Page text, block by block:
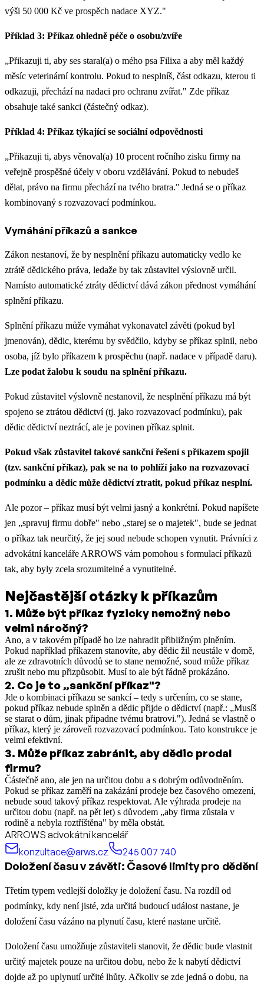
výši 50 000 Kč ve prospěch nadace XYZ."
Příklad 3: Příkaz ohledně péče o osobu/zvíře
„Přikazuji ti, aby ses staral(a) o mého psa Filixa a aby měl každý
měsíc veterinární kontrolu. Pokud to nesplníš, část odkazu, kterou ti
odkazuji, přechází na nadaci pro ochranu zvířat." Zde příkaz
obsahuje také sankci (částečný odkaz).
Příklad 4: Příkaz týkající se sociální odpovědnosti
„Přikazuji ti, abys věnoval(a) 10 procent ročního zisku firmy na
veřejně prospěšné účely v oboru vzdělávání. Pokud to nebudeš
dělat, právo na firmu přechází na tvého bratra." Jedná se o příkaz
kombinovaný s rozvazovací podmínkou.
Vymáhání příkazů a sankce
Zákon nestanoví, že by nesplnění příkazu automaticky vedlo ke
ztrátě dědického práva, ledaže by tak zůstavitel výslovně určil.
Namísto automatické ztráty dědictví dává zákon přednost vymáhání
splnění příkazu.
Splnění příkazu může vymáhat vykonavatel závěti (pokud byl
jmenován), dědic, kterému by svědčilo, kdyby se příkaz splnil, nebo
osoba, jíž bylo příkazem k prospěchu (např. nadace v případě daru).
Lze podat žalobu k soudu na splnění příkazu.
Pokud zůstavitel výslovně nestanovil, že nesplnění příkazu má být
spojeno se ztrátou dědictví (tj. jako rozvazovací podmínku), pak
dědic dědictví neztrácí, ale je povinen příkaz splnit.
Pokud však zůstavitel takové sankční řešení s příkazem spojil
(tzv. sankční příkaz), pak se na to pohlíží jako na rozvazovací
podmínku a dědic může dědictví ztratit, pokud příkaz nesplní.
Ale pozor – příkaz musí být velmi jasný a konkrétní. Pokud napíšete
jen „spravuj firmu dobře" nebo „starej se o majetek", bude se jednat
o příkaz tak neurčitý, že jej soud nebude schopen vynutit. Právníci z
advokátní kanceláře ARROWS vám pomohou s formulací příkazů
tak, aby byly zcela srozumitelné a vynutitelné.
Nejčastější otázky k příkazům
1. Může být příkaz fyzicky nemožný nebo
velmi náročný?
Ano, a v takovém případě ho lze nahradit přibližným plněním.
Pokud například příkazem stanovíte, aby dědic žil neustále v domě,
ale ze zdravotních důvodů se to stane nemožné, soud může příkaz
zrušit nebo mu přizpůsobit. Musí to ale být řádně prokázáno.
2. Co je to „sankční příkaz"?
Jde o kombinaci příkazu se sankcí – tedy s určením, co se stane,
pokud příkaz nebude splněn a dědic přijde o dědictví (např.: „Musíš
se starat o dům, jinak připadne tvému bratrovi."). Jedná se vlastně o
příkaz, který je zároveň rozvazovací podmínkou. Tato konstrukce je
velmi efektivní.
3. Může příkaz zabránit, aby dědic prodal
firmu?
Částečně ano, ale jen na určitou dobu a s dobrým odůvodněním.
Pokud se příkaz zaměří na zakázání prodeje bez časového omezení,
nebude soud takový příkaz respektovat. Ale výhrada prodeje na
určitou dobu (např. na pět let) s důvodem „aby firma zůstala v
rodině a nebyla roztříštěna" by měla obstát.
ARROWS advokátní kancelář
konzultace@arws.cz
245 007 740
Doložení času v závěti: Časové limity pro dědění
Třetím typem vedlejší doložky je doložení času. Na rozdíl od
podmínky, kdy není jisté, zda určitá budoucí událost nastane, je
doložení času vázáno na plynutí času, které nastane určitě.
Doložení času umožňuje zůstaviteli stanovit, že dědic bude vlastnit
určitý majetek pouze na určitou dobu, nebo že k nabytí dědictví
dojde až po uplynutí určité lhůty. Ačkoliv se zde jedná o dobu, na